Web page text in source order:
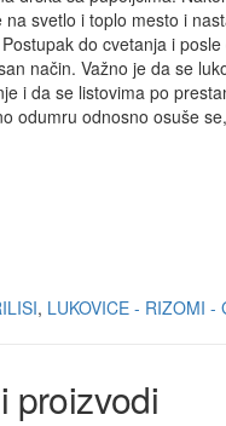
na svetlo i toplo mesto i
do cvetanja i
način. Važno je da se
i da se listovima po
odumru odnosno osuše
, LUKOVICE - RIZOMI -
proizvodi